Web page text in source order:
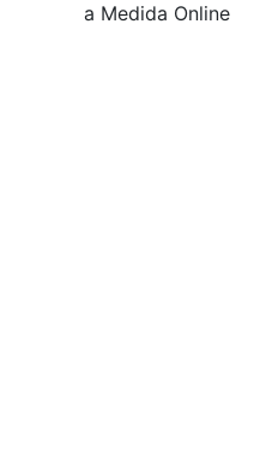
a Medida Online